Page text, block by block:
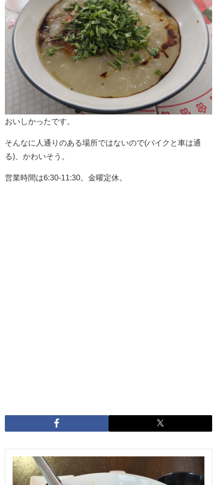
おいしかったです。
そんなに人通りのある場所ではないので(バイクと車は通
る)、かわいそう。
営業時間は6:30-11:30。金曜定休。